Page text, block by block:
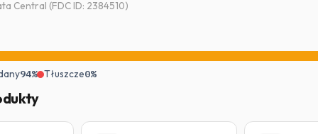
Central (FDC ID: 2384510)
94% Tłuszcze0%